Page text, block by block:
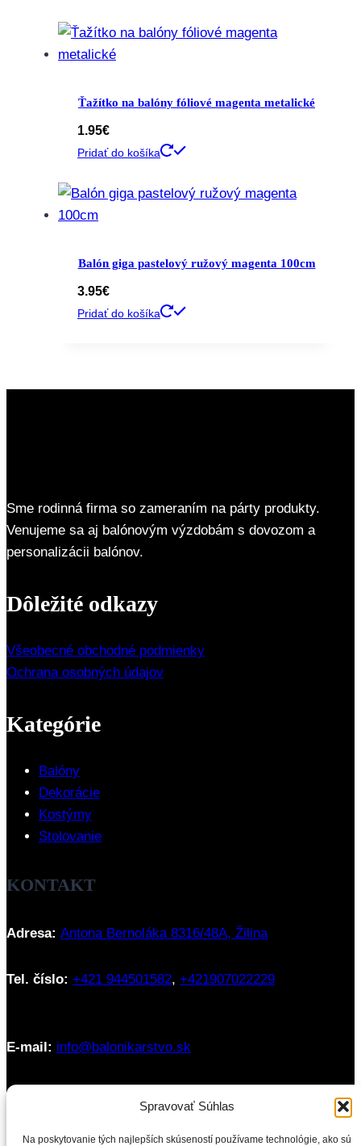
Spravovať Súhlas
Na poskytovanie tých najlepších skúseností používame technológie, ako sú
Ťažítko na balóny fóliové magenta metalické
1.95€
Pridať do košíka
Balón giga pastelový ružový magenta 100cm
3.95€
Pridať do košíka
Sme rodinná firma so zameraním na párty produkty.
Venujeme sa aj balónovým výzdobám s dovozom a
personalizácii balónov.
Dôležité odkazy
Všeobecné obchodné podmienky
Ochrana osobných údajov
Kategórie
Balóny
Dekorácie
Kostýmy
Stolovanie
KONTAKT
Adresa: Antona Bernoláka 8316/48A, Žilina
Tel. číslo: +421 944501582, +421907022229
E-mail: info@balonikarstvo.sk
Otváracie hodiny:
Pondelok - Sobota: 9:00 - 18:00